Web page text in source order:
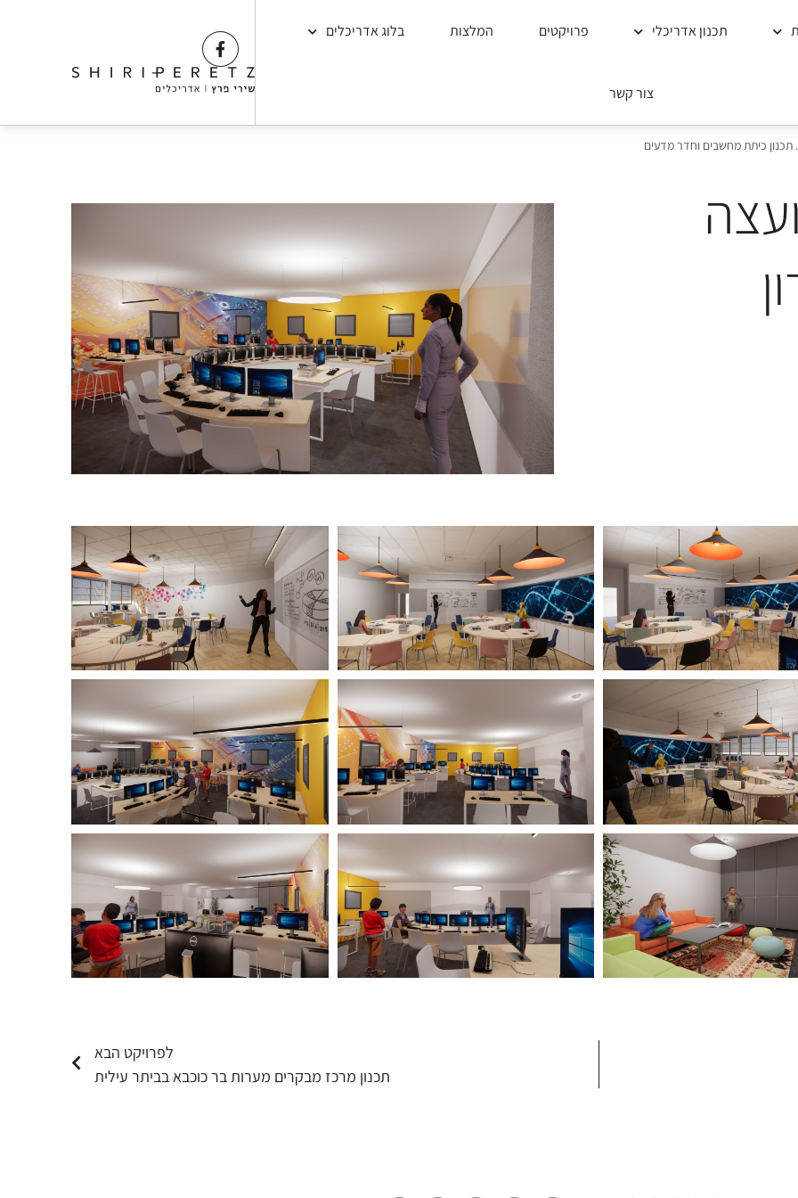
תכנון אדריכלי פרויקטים המלצות בלוג אדריכלים
צור קשר
תכנון כיתת מחשבים וחדר מדעים
לפרויקט הבא
תכנון מרכז מבקרים מערות בר כוכבא בביתר עילית